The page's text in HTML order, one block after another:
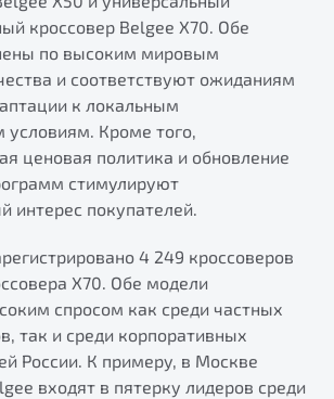
кроссовер
ТО
поддержка
кроссовер Belgee X70. Обе
по высоким мировым
и соответствуют ожиданиям
к локальным
условиям. Кроме того,
ценовая политика и обновление
стимулируют
интерес покупателей.
4 249 кроссоверов
X70. Обе модели
спросом как среди частных
так и среди корпоративных
России. К примеру, в Москве
входят в пятерку лидеров среди